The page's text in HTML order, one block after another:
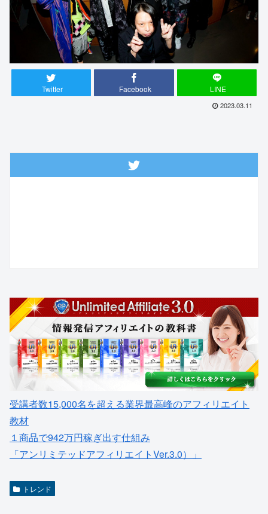
Twitter Facebook LINE
2023.03.11
受講者数15,000名を超える業界最高峰のアフィリエイト
教材
１商品で942万円稼ぎ出す仕組み
「アンリミテッドアフィリエイトVer.3.0）」
トレンド